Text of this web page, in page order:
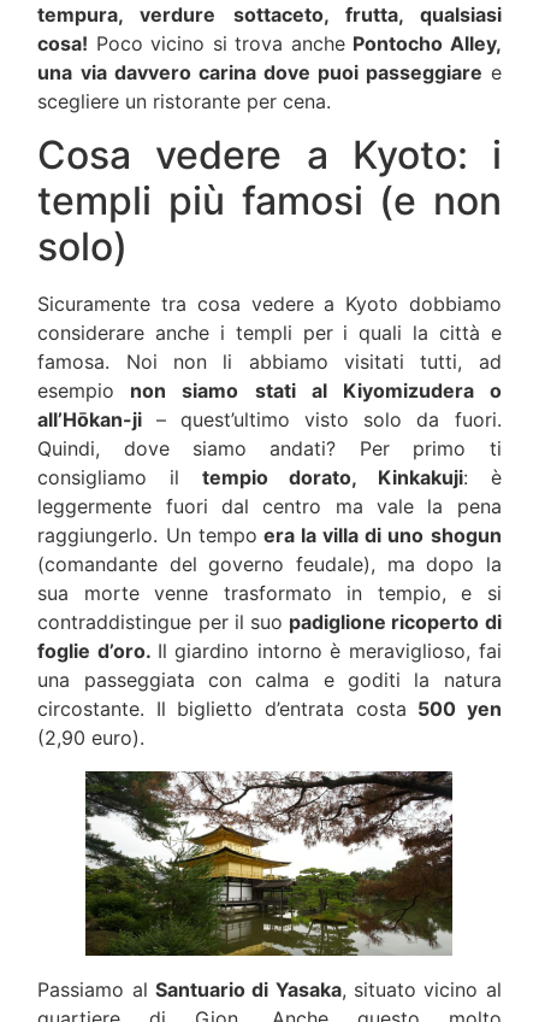
tempura, verdure sottaceto, frutta, qualsiasi
cosa! Poco vicino si trova anche Pontocho Alley,
una via davvero carina dove puoi passeggiare e
scegliere un ristorante per cena.
Cosa vedere a Kyoto: i
templi più famosi (e non
solo)
Sicuramente tra cosa vedere a Kyoto dobbiamo
considerare anche i templi per i quali la città e
famosa. Noi non li abbiamo visitati tutti, ad
esempio non siamo stati al Kiyomizudera o
all’Hōkan-ji – quest’ultimo visto solo da fuori.
Quindi, dove siamo andati? Per primo ti
consigliamo il tempio dorato, Kinkakuji: è
leggermente fuori dal centro ma vale la pena
raggiungerlo. Un tempo era la villa di uno shogun
(comandante del governo feudale), ma dopo la
sua morte venne trasformato in tempio, e si
contraddistingue per il suo padiglione ricoperto di
foglie d’oro. Il giardino intorno è meraviglioso, fai
una passeggiata con calma e goditi la natura
circostante. Il biglietto d’entrata costa 500 yen
(2,90 euro).
Passiamo alSantuario di Yasaka, situato vicino al